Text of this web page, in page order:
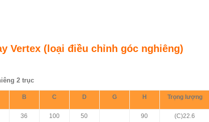
Vertex (loại điều chỉnh góc nghiêng)
2 trục
B C D G H Trọng lượng
36 100 50 90 (C)22.6